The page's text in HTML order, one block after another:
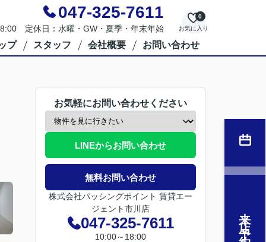
047-325-7611
定休日：水曜・GW・夏季・年末年始 お気に入り
0
プ スタッフ 会社概要 お問い合わせ
お気軽にお問い合わせください
LINEからお問い合わせ
無料お問い合わせ
株式会社パッシングポイント 賃貸エー
ジェント市川店
047-325-7611
10:00～18:00
来店予約